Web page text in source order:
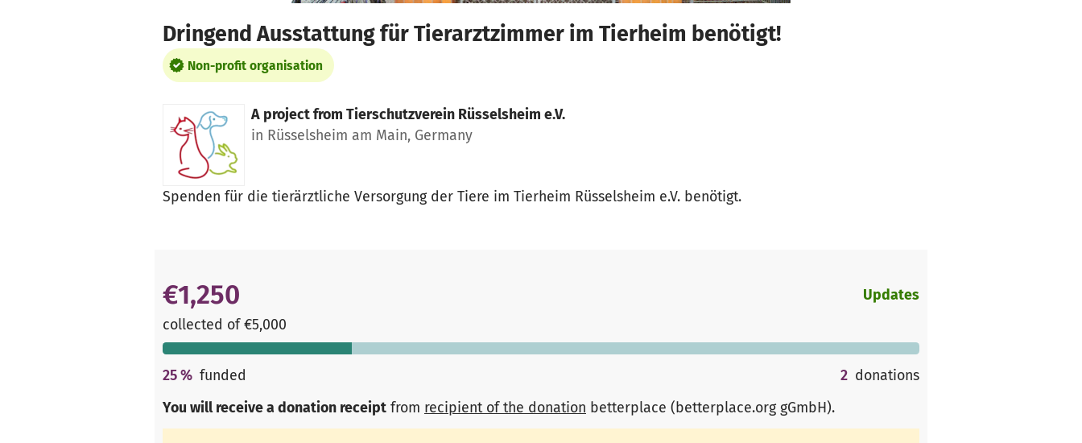
Dringend Ausstattung für Tierarztzimmer im Tierheim benötigt!
Non-profit organisation
A project from Tierschutzverein Rüsselsheim e.V.
in Rüsselsheim am Main, Germany
Spenden für die tierärztliche Versorgung der Tiere im Tierheim Rüsselsheim e.V. benötigt.
€1,250
collected of €5,000
Updates
25% funded 2 donations
You will receive a donation receipt from recipient of the donation betterplace (betterplace.org gGmbH).